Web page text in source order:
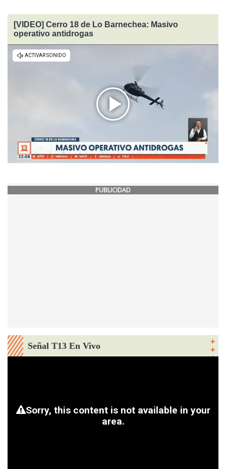
[VIDEO] Cerro 18 de Lo Barnechea: Masivo
operativo antidrogas
PUBLICIDAD
Señal T13 En Vivo